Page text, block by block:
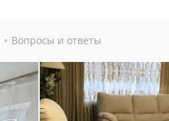
Вопросы и ответы